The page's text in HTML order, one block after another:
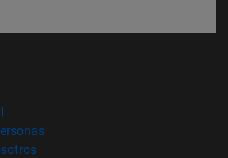
nueva ventana)
(abre en nueva ventana)
(abre en nueva ventana)